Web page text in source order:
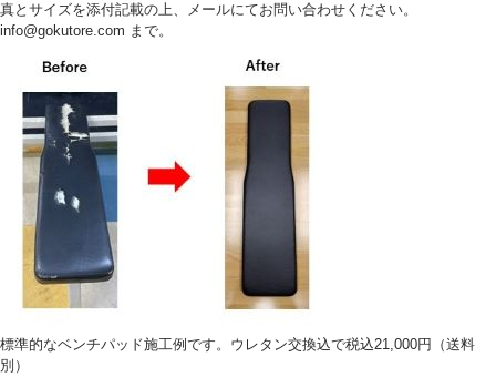
真とサイズを添付記載の上、メールにてお問い合わせください。
info@gokutore.com まで。
標準的なベンチパッド施工例です。ウレタン交換込で税込21,000円（送料
別）